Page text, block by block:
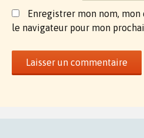
Enregistrer mon nom,
le navigateur pour mon